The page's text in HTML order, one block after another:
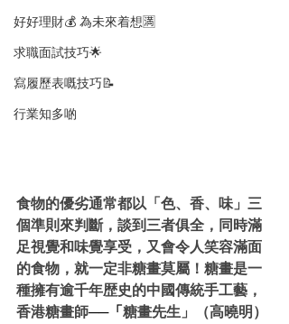
好好理財💰 為未來着想🈵
求職面試技巧🌟
寫履歷表嘅技巧📝
行業知多啲
食物的優劣通常都以「色、香、味」三
個準則來判斷，談到三者俱全，同時滿
足視覺和味覺享受，又會令人笑容滿面
的食物，就一定非糖畫莫屬！糖畫是一
種擁有逾千年歴史的中國傳統手工藝，
香港糖畫師──「 糖畫先生」（高曉明）